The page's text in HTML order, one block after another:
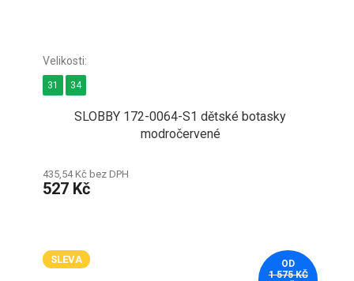
SLOBBY 172-0064-S1 dětské botasky
modročervené
435,54 Kč bez DPH
527 Kč
31 34
SLEVA
OD
1 575 KČ